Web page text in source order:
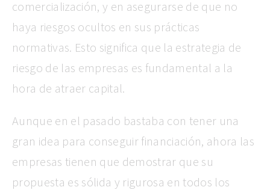
comercialización, y en asegurarse de que no
haya riesgos ocultos en sus prácticas
normativas. Esto significa que la estrategia de
riesgo de las empresas es fundamental a la
hora de atraer capital.
Aunque en el pasado bastaba con tener una
gran idea para conseguir financiación, ahora las
empresas tienen que demostrar que su
propuesta es sólida y rigurosa en todos los